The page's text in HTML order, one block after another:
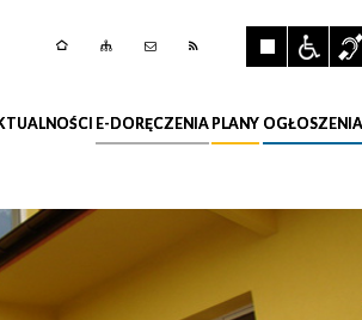
E-DORĘCZENIA PLANY OGŁOSZENIA